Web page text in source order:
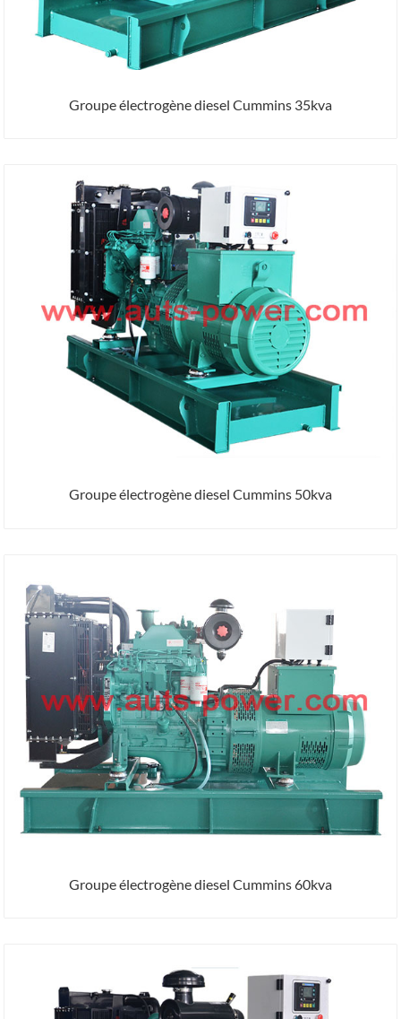
Groupe électrogène diesel Cummins 35kva
Groupe électrogène diesel Cummins 50kva
Groupe électrogène diesel Cummins 60kva